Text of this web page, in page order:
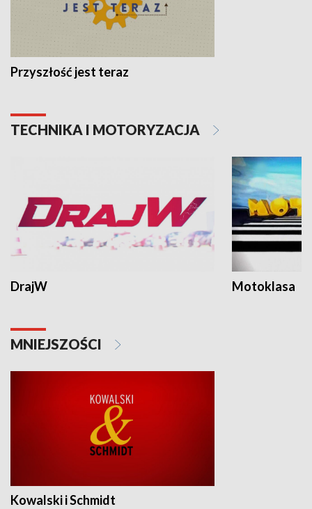
Przyszłość jest teraz
TECHNIKA I MOTORYZACJA
DrajW Motoklasa
MNIEJSZOŚCI
Kowalski i Schmidt